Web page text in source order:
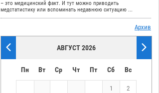
– это медицинский факт. И тут можно приводить
медстатистику или вспоминать недавнюю ситуацию ...
Архив
АВГУСТ 2026
Пн Вт Ср Чт Пт Сб Вс
1 2